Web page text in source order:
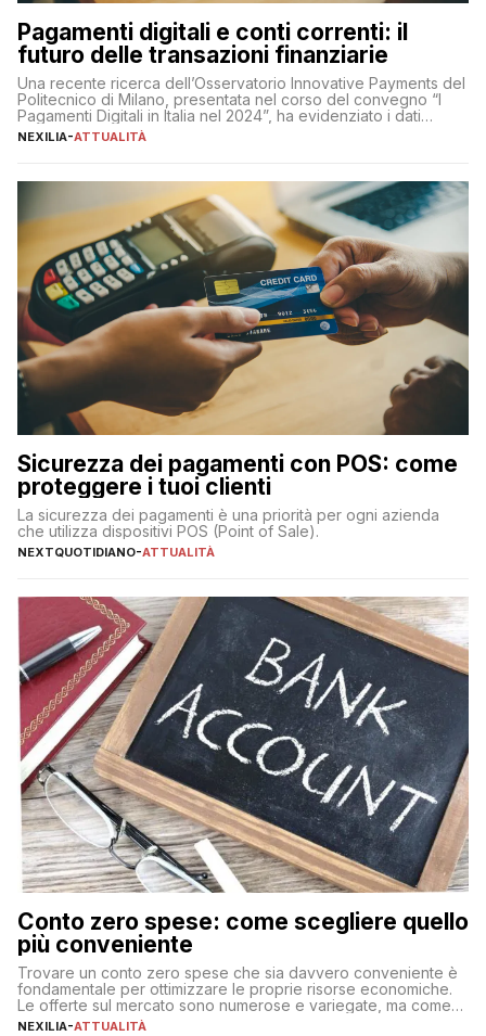
Pagamenti digitali e conti correnti: il
futuro delle transazioni finanziarie
Una recente ricerca dell’Osservatorio Innovative Payments del
Politecnico di Milano, presentata nel corso del convegno “I
Pagamenti Digitali in Italia nel 2024”, ha evidenziato i dati
definitivi del primo semestre 2024 relativamente alle
NEXILIA-ATTUALITÀ
Sicurezza dei pagamenti con POS: come
proteggere i tuoi clienti
La sicurezza dei pagamenti è una priorità per ogni azienda
che utilizza dispositivi POS (Point of Sale).
NEXTQUOTIDIANO-ATTUALITÀ
Conto zero spese: come scegliere quello
più conveniente
Trovare un conto zero spese che sia davvero conveniente è
fondamentale per ottimizzare le proprie risorse economiche.
Le offerte sul mercato sono numerose e variegate, ma come
individuare quella più adatta alle proprie esigenze senza
NEXILIA-ATTUALITÀ